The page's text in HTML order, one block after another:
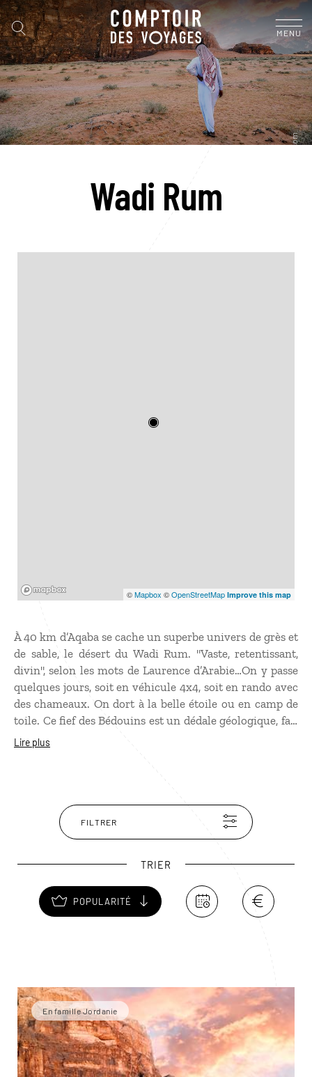
MENU
Wadi Rum
©Mapbox ©OpenStreetMap Improve this map
À 40 km d’Aqaba se cache un superbe univers de grès et
de sable, le désert du Wadi Rum. "Vaste, retentissant,
divin", selon les mots de Laurence d’Arabie…On y passe
quelques jours, soit en véhicule 4x4, soit en rando avec
des chameaux. On dort à la belle étoile ou en camp de
toile. Ce fief des Bédouins est un dédale géologique, fait
de siq ou canyons, de dunes de sable dorés et de reliefs
inscriptions tamoudiques au pied des falaises. Et on
sirote le thé bédouin, symbole d´une vraie tradition
d’hospitalité.
Lire plus
FILTRER
TRIER
POPULARITÉ
En famille Jordanie